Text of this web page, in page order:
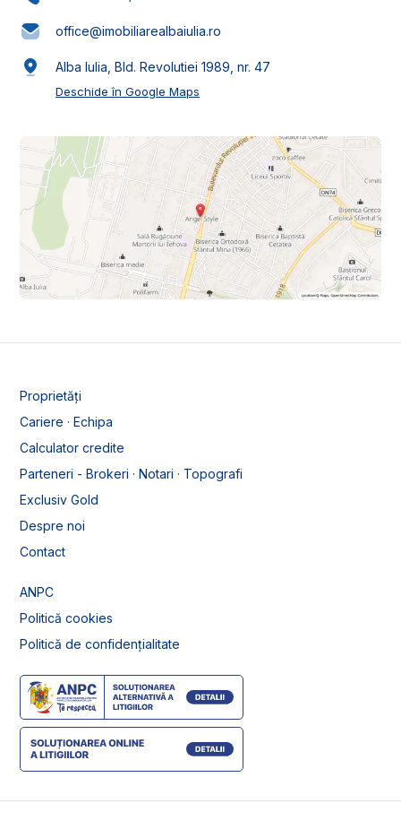
office@imobiliarealbaiulia.ro
Alba Iulia, Bld. Revolutiei 1989, nr. 47
Deschide în Google Maps
Proprietăți
Cariere · Echipa
Calculator credite
Parteneri - Brokeri · Notari · Topografi
Exclusiv Gold
Despre noi
Contact
ANPC
Politică cookies
Politică de confidențialitate